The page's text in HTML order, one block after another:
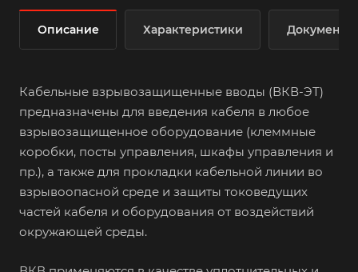
Описание Характеристики Документы
Кабельные взрывозащищенные вводы (ВКВ-ЭТ)
предназначены для введения кабеля в любое
взрывозащищенное оборудование (клеммные
коробки, посты управления, шкафы управления и
пр.), а также для прокладки кабельной линии во
взрывоопасной среде и защиты токоведущих
частей кабеля и оборудования от воздействий
окружающей среды.